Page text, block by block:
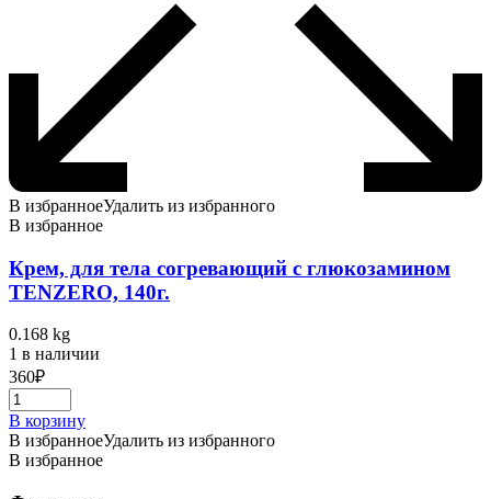
В избранноеУдалить из избранного
В избранное
Крем, для тела согревающий с глюкозамином
TENZERO, 140г.
0.168 kg
1 в наличии
360₽
В корзину
В избранноеУдалить из избранного
В избранное